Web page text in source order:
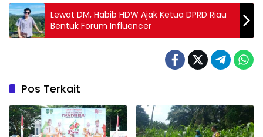
Lewat DM, Habib HDW Ajak Ketua DPRD Riau
Bentuk Forum Influencer
Pos Terkait